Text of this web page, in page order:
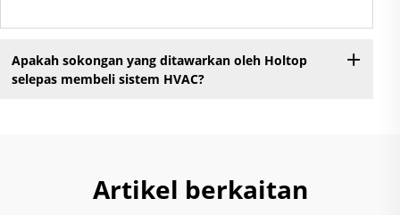
Apakah sokongan yang ditawarkan oleh Holtop
selepas membeli sistem HVAC?
Artikel berkaitan